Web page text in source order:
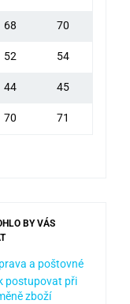
68 70
52 54
44 45
70 71
BY VÁS
a poštovné
postupovat při
zboží